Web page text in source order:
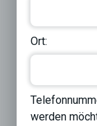
Ort:
werden